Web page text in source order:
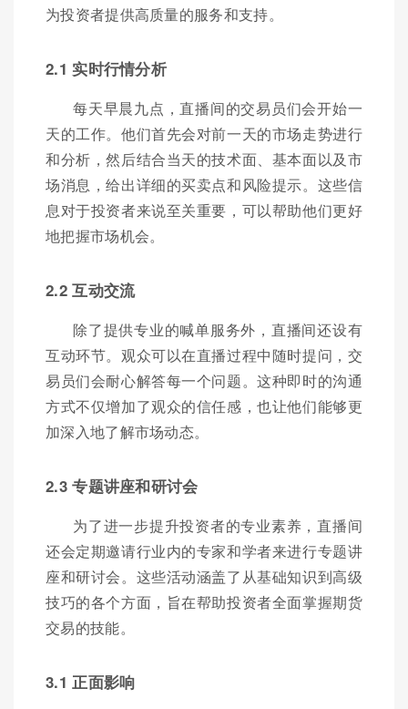
为投资者提供高质量的服务和支持。
2.1 实时行情分析
每天早晨九点，直播间的交易员们会开始一
天的工作。他们首先会对前一天的市场走势进行
和分析，然后结合当天的技术面、基本面以及市
场消息，给出详细的买卖点和风险提示。这些信
息对于投资者来说至关重要，可以帮助他们更好
地把握市场机会。
2.2 互动交流
除了提供专业的喊单服务外，直播间还设有
互动环节。观众可以在直播过程中随时提问，交
易员们会耐心解答每一个问题。这种即时的沟通
方式不仅增加了观众的信任感，也让他们能够更
加深入地了解市场动态。
2.3 专题讲座和研讨会
为了进一步提升投资者的专业素养，直播间
还会定期邀请行业内的专家和学者来进行专题讲
座和研讨会。这些活动涵盖了从基础知识到高级
技巧的各个方面，旨在帮助投资者全面掌握期货
交易的技能。
3.1 正面影响